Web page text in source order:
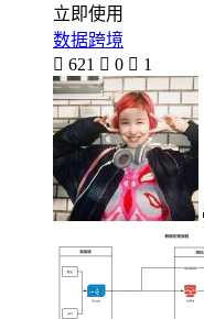
立即使用
数据跨境
 621  0  1